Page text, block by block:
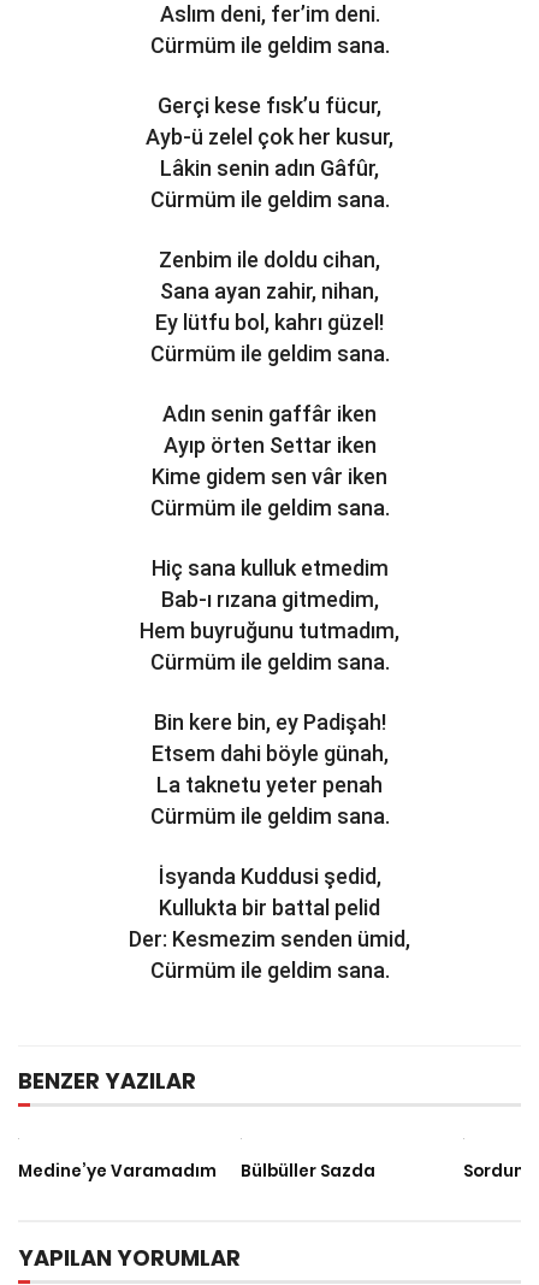
Aslım deni, fer’im deni.
Cürmüm ile geldim sana.
Gerçi kese fısk’u fücur,
Ayb-ü zelel çok her kusur,
Lâkin senin adın Gâfûr,
Cürmüm ile geldim sana.
Zenbim ile doldu cihan,
Sana ayan zahir, nihan,
Ey lütfu bol, kahrı güzel!
Cürmüm ile geldim sana.
Adın senin gaffâr iken
Ayıp örten Settar iken
Kime gidem sen vâr iken
Cürmüm ile geldim sana.
Hiç sana kulluk etmedim
Bab-ı rızana gitmedim,
Hem buyruğunu tutmadım,
Cürmüm ile geldim sana.
Bin kere bin, ey Padişah!
Etsem dahi böyle günah,
La taknetu yeter penah
Cürmüm ile geldim sana.
İsyanda Kuddusi şedid,
Kullukta bir battal pelid
Der: Kesmezim senden ümid,
Cürmüm ile geldim sana.
BENZER YAZILAR
Medine’ye Varamadım Bülbüller Sazda Sordum
YAPILAN YORUMLAR